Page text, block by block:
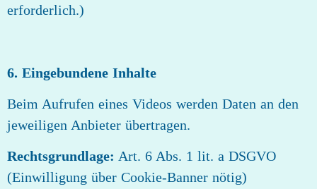
erforderlich.)
6. Eingebundene Inhalte
Beim Aufrufen eines Videos werden Daten an den
jeweiligen Anbieter übertragen.
Rechtsgrundlage: Art. 6 Abs. 1 lit. a DSGVO
(Einwilligung über Cookie‑Banner nötig)